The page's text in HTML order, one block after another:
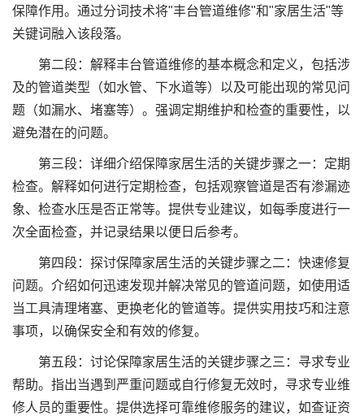
保障作用。通过分词技术将"丰台管道维修"和"家居生活"等
关键词融入该段落。
第二段：解释丰台管道维修的基本概念和定义，包括涉
及的管道类型（如水管、下水道等）以及可能出现的常见问
题（如漏水、堵塞等）。强调定期维护和检查的重要性，以
避免潜在的问题。
第三段：详细介绍保障家居生活的关键步骤之一：定期
检查。解释如何进行定期检查，包括观察管道是否有渗漏迹
象、检查水压是否正常等。提供专业建议，如每季度进行一
次全面检查，并记录结果以便日后参考。
第四段：探讨保障家居生活的关键步骤之二：快速修复
问题。介绍如何迅速发现并解决常见的管道问题，如使用适
当工具清理堵塞、更换老化的管道等。提供实用技巧和注意
事项，以确保安全和有效的修复。
第五段：讨论保障家居生活的关键步骤之三：寻求专业
帮助。指出当遇到严重问题或自行修复无效时，寻求专业维
修人员的重要性。提供选择可靠维修服务的建议，如查证资